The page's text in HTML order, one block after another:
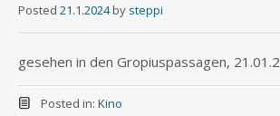
Posted 21.1.2024 by steppi
gesehen in den Gropiuspassagen,
Posted in: Kino